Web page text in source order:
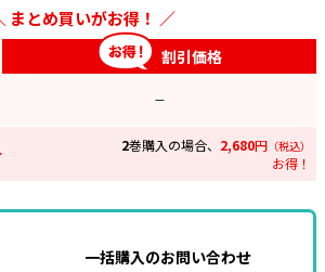
まとめ買いがお得！
割引価格
—
2巻購入の場合、 2,680円 （税込）
お得！
一括購入のお問い合わせ